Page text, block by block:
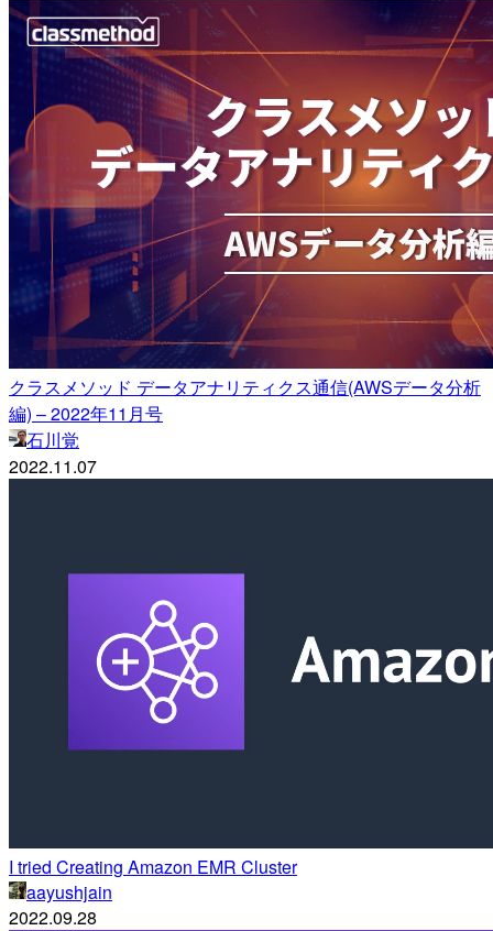
クラスメソッド データアナリティクス通信(AWSデータ分析
編) – 2022年11月号
石川覚
2022.11.07
I tried Creating Amazon EMR Cluster
aayushjain
2022.09.28